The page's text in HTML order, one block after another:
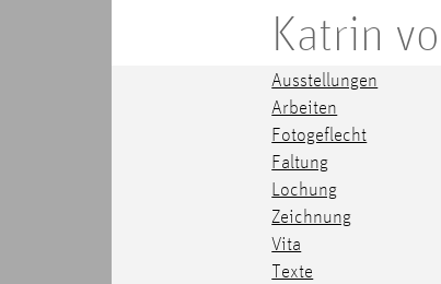
Katrin
Ausstellungen
Arbeiten
Fotogeflecht
Faltung
Lochung
Zeichnung
Vita
Texte